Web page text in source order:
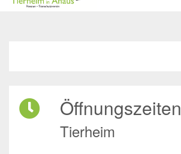
Öffnungszeiten
Tierheim